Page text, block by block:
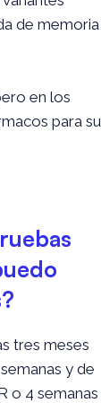
de memoria
en los
para su
tres meses
y de
o 4 semanas